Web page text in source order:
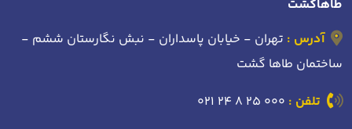
طاهاگشت
آدرس : تهران - خیابان پاسداران - نبش نگارستان ششم -
ساختمان طاها گشت
تلفن : 021 24 8 25 000